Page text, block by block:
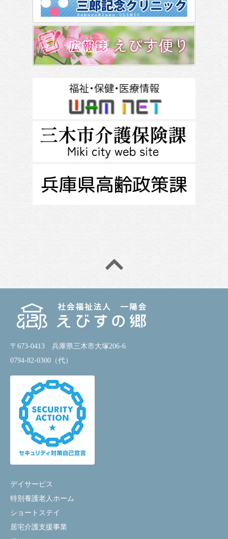
デイサービス
特別養護老人ホーム
ショートステイ
居宅介護支援事業
〒673-0413 兵庫県三木市大塚206-6
0794-82-0300（代）